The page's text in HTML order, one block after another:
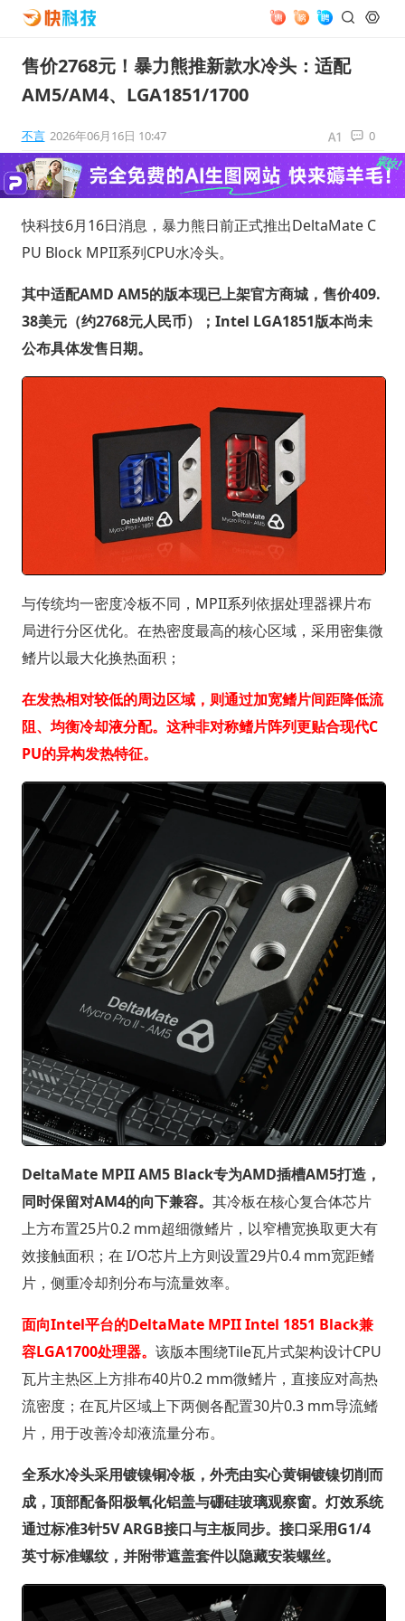
售价2768元！暴力熊推新款水冷头：适配
AM5/AM4、LGA1851/1700
不言 2026年06月16日 10:47 0
快科技6月16日消息，暴力熊日前正式推出DeltaMate C
PU Block MPII系列CPU水冷头。
其中适配AMD AM5的版本现已上架官方商城，售价409.
38美元（约2768元人民币）；Intel LGA1851版本尚未
公布具体发售日期。
与传统均一密度冷板不同，MPII系列依据处理器裸片布
局进行分区优化。在热密度最高的核心区域，采用密集微
鳍片以最大化换热面积；
在发热相对较低的周边区域，则通过加宽鳍片间距降低流
阻、均衡冷却液分配。这种非对称鳍片阵列更贴合现代C
PU的异构发热特征。
DeltaMate MPII AM5 Black专为AMD插槽AM5打造，
同时保留对AM4的向下兼容。 其冷板在核心复合体芯片
上方布置25片0.2 mm超细微鳍片，以窄槽宽换取更大有
效接触面积；在 I/O芯片上方则设置29片0.4 mm宽距鳍
片，侧重冷却剂分布与流量效率。
面向Intel平台的DeltaMate MPII Intel 1851 Black兼
容LGA1700处理器。 该版本围绕Tile瓦片式架构设计CPU
瓦片主热区上方排布40片0.2 mm微鳍片，直接应对高热
流密度；在瓦片区域上下两侧各配置30片0.3 mm导流鳍
片，用于改善冷却液流量分布。
全系水冷头采用镀镍铜冷板，外壳由实心黄铜镀镍切削而
成，顶部配备阳极氧化铝盖与硼硅玻璃观察窗。灯效系统
通过标准3针5V ARGB接口与主板同步。接口采用G1/4
英寸标准螺纹，并附带遮盖套件以隐藏安装螺丝。